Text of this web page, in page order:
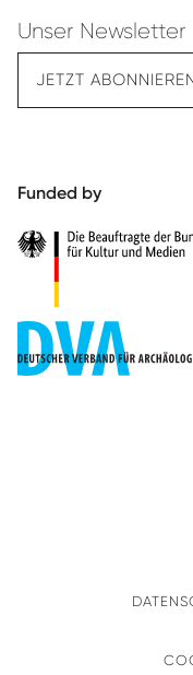
Unser Newsletter
JETZT
Funded by